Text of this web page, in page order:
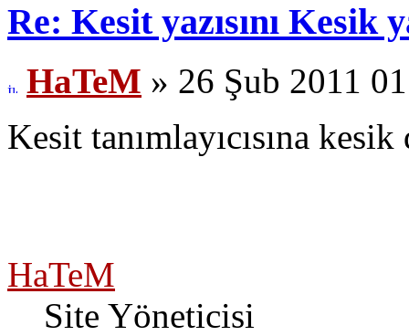
Re: Kesit yazısını Kesik
HaTeM » 26 Şub 2011
Kesit tanımlayıcısına
HaTeM
Site Yöneticisi